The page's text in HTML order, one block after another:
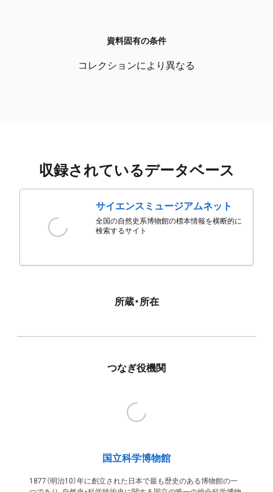
資料固有の条件
コレクションにより異なる
収録されているデータベース
サイエンスミュージアムネット
全国の自然史系博物館の標本情報を横断的に
検索するサイト
所蔵・所在
つなぎ役機関
国立科学博物館
1877（明治10）年に創立された日本で最も歴史のある博物館の一